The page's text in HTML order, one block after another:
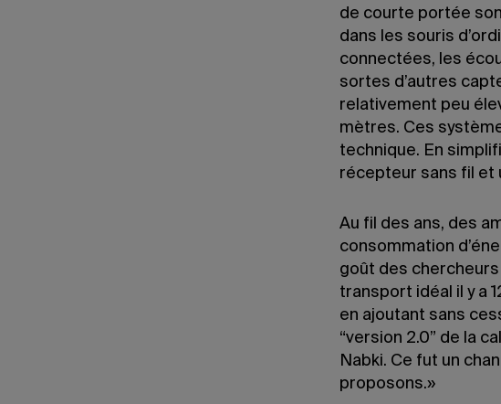
de courte portée
dans les souris
connectées, les
sortes d’autres
relativement peu
mètres. Ces
technique. En
récepteur sans fil et
Au fil des ans, des
consommation
goût des chercheurs
transport idéal il y a
en ajoutant sans
“version 2.0” de la
Nabki. Ce fut un
proposons.»